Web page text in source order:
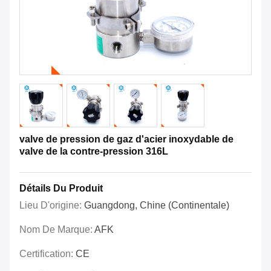
valve de pression de gaz d'acier inoxydable de
valve de la contre-pression 316L
Détails Du Produit
Lieu D'origine: Guangdong, Chine (continentale)
Nom De Marque: AFK
Certification: CE